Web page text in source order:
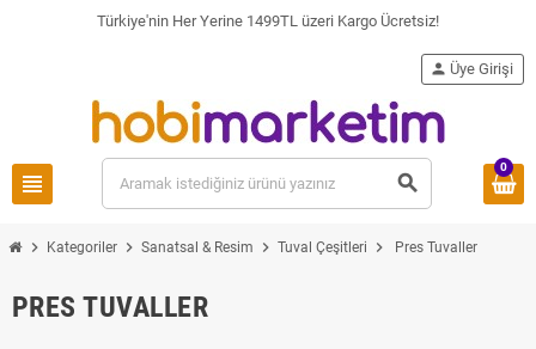
Türkiye'nin Her Yerine 1499TL üzeri Kargo Ücretsiz!
view_headline search
person Üye Girişi
0
chevron_right Kategoriler chevron_right Sanatsal & Resim chevron_right Tuval Çeşitleri chevron_right Pres Tuvaller
PRES TUVALLER